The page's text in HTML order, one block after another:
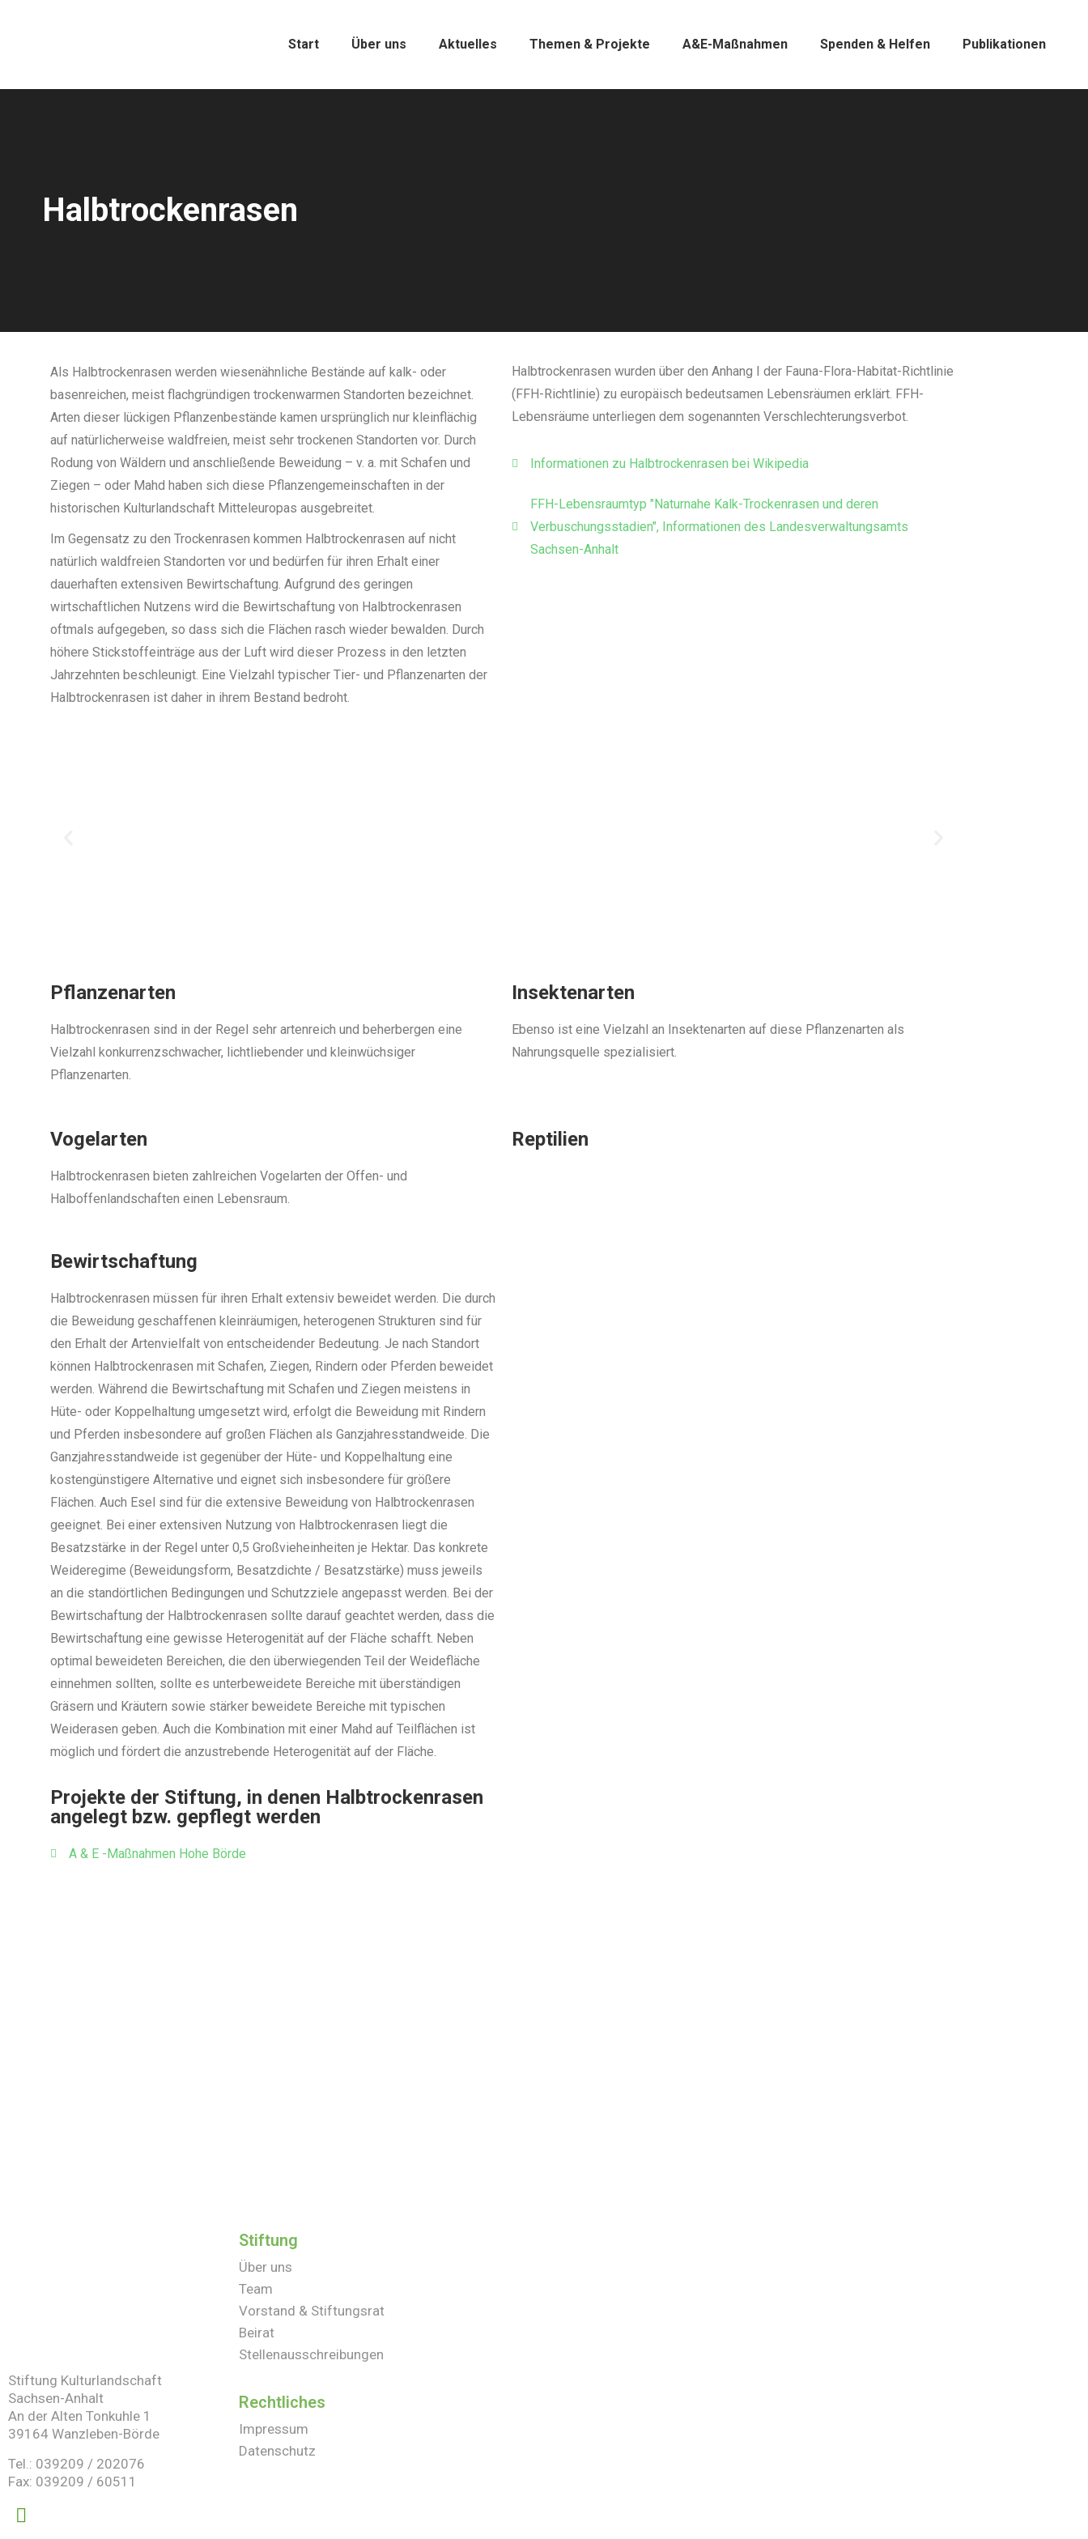
Start Über uns Aktuelles Themen & Projekte A&E-Maßnahmen Spenden & Helfen Publikationen
Halbtrockenrasen
Als Halbtrockenrasen werden wiesenähnliche Bestände auf kalk- oder
basenreichen, meist flachgründigen trockenwarmen Standorten bezeichnet.
Arten dieser lückigen Pflanzenbestände kamen ursprünglich nur kleinflächig
auf natürlicherweise waldfreien, meist sehr trockenen Standorten vor. Durch
Rodung von Wäldern und anschließende Beweidung – v. a. mit Schafen und
Ziegen – oder Mahd haben sich diese Pflanzengemeinschaften in der
historischen Kulturlandschaft Mitteleuropas ausgebreitet.
Im Gegensatz zu den Trockenrasen kommen Halbtrockenrasen auf nicht
natürlich waldfreien Standorten vor und bedürfen für ihren Erhalt einer
dauerhaften extensiven Bewirtschaftung. Aufgrund des geringen
wirtschaftlichen Nutzens wird die Bewirtschaftung von Halbtrockenrasen
oftmals aufgegeben, so dass sich die Flächen rasch wieder bewalden. Durch
höhere Stickstoffeinträge aus der Luft wird dieser Prozess in den letzten
Jahrzehnten beschleunigt. Eine Vielzahl typischer Tier- und Pflanzenarten der
Halbtrockenrasen ist daher in ihrem Bestand bedroht.
Halbtrockenrasen wurden über den Anhang I der Fauna-Flora-Habitat-Richtlinie
(FFH-Richtlinie) zu europäisch bedeutsamen Lebensräumen erklärt. FFH-
Lebensräume unterliegen dem sogenannten Verschlechterungsverbot.
Informationen zu Halbtrockenrasen bei Wikipedia
FFH-Lebensraumtyp "Naturnahe Kalk-Trockenrasen und deren
Verbuschungsstadien", Informationen des Landesverwaltungsamts
Sachsen-Anhalt
Pflanzenarten
Halbtrockenrasen sind in der Regel sehr artenreich und beherbergen eine
Vielzahl konkurrenzschwacher, lichtliebender und kleinwüchsiger
Pflanzenarten.
Insektenarten
Ebenso ist eine Vielzahl an Insektenarten auf diese Pflanzenarten als
Nahrungsquelle spezialisiert.
Vogelarten
Halbtrockenrasen bieten zahlreichen Vogelarten der Offen- und
Halboffenlandschaften einen Lebensraum.
Reptilien
Bewirtschaftung
Halbtrockenrasen müssen für ihren Erhalt extensiv beweidet werden. Die durch
die Beweidung geschaffenen kleinräumigen, heterogenen Strukturen sind für
den Erhalt der Artenvielfalt von entscheidender Bedeutung. Je nach Standort
können Halbtrockenrasen mit Schafen, Ziegen, Rindern oder Pferden beweidet
werden. Während die Bewirtschaftung mit Schafen und Ziegen meistens in
Hüte- oder Koppelhaltung umgesetzt wird, erfolgt die Beweidung mit Rindern
und Pferden insbesondere auf großen Flächen als Ganzjahresstandweide. Die
Ganzjahresstandweide ist gegenüber der Hüte- und Koppelhaltung eine
kostengünstigere Alternative und eignet sich insbesondere für größere
Flächen. Auch Esel sind für die extensive Beweidung von Halbtrockenrasen
geeignet. Bei einer extensiven Nutzung von Halbtrockenrasen liegt die
Besatzstärke in der Regel unter 0,5 Großvieheinheiten je Hektar. Das konkrete
Weideregime (Beweidungsform, Besatzdichte / Besatzstärke) muss jeweils
an die standörtlichen Bedingungen und Schutzziele angepasst werden. Bei der
Bewirtschaftung der Halbtrockenrasen sollte darauf geachtet werden, dass die
Bewirtschaftung eine gewisse Heterogenität auf der Fläche schafft. Neben
optimal beweideten Bereichen, die den überwiegenden Teil der Weidefläche
einnehmen sollten, sollte es unterbeweidete Bereiche mit überständigen
Gräsern und Kräutern sowie stärker beweidete Bereiche mit typischen
Weiderasen geben. Auch die Kombination mit einer Mahd auf Teilflächen ist
möglich und fördert die anzustrebende Heterogenität auf der Fläche.
Projekte der Stiftung, in denen Halbtrockenrasen
angelegt bzw. gepflegt werden
A & E -Maßnahmen Hohe Börde
Stiftung Kulturlandschaft
Sachsen-Anhalt
An der Alten Tonkuhle 1
39164 Wanzleben-Börde
Tel.: 039209 / 202076
Fax: 039209 / 60511
Stiftung
Über uns
Team
Vorstand & Stiftungsrat
Beirat
Stellenausschreibungen
Rechtliches
Impressum
Datenschutz